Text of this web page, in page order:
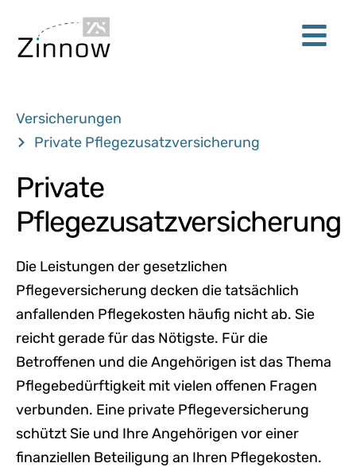
Versicherungen
Private Pflegezusatzversicherung
Private
Pflegezusatzversicherung
Die Leistungen der gesetzlichen
Pflegeversicherung decken die tatsächlich
anfallenden Pflegekosten häufig nicht ab. Sie
reicht gerade für das Nötigste. Für die
Betroffenen und die Angehörigen ist das Thema
Pflegebedürftigkeit mit vielen offenen Fragen
verbunden. Eine private Pflegeversicherung
schützt Sie und Ihre Angehörigen vor einer
finanziellen Beteiligung an Ihren Pflegekosten.